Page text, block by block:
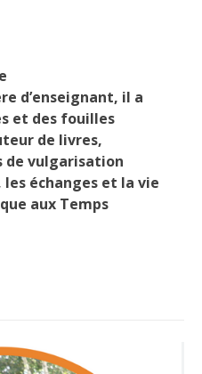
d’enseignant, il a
et des fouilles
de livres,
de vulgarisation
échanges et la vie
aux Temps